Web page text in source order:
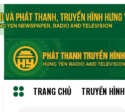
TRANG CHỦ TRUYỀN HÌNH